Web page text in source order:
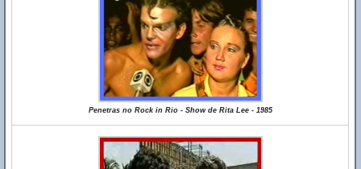
Penetras no Rock in Rio - Show de Rita Lee - 1985